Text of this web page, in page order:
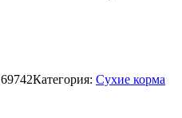
69742Категория: Сухие корма